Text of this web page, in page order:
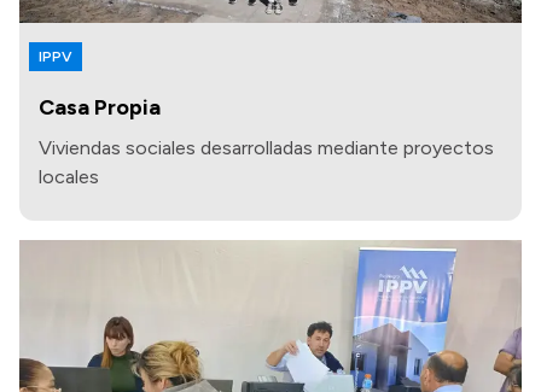
Casa Propia
IPPV
Viviendas sociales desarrolladas mediante proyectos
locales